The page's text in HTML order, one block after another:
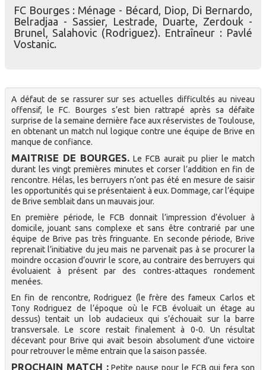
Brèves
FC Bourges : Ménage - Bécard, Diop, Di Bernardo,
Belradjaa - Sassier, Lestrade, Duarte, Zerdouk -
Brunel, Salahovic (Rodriguez). Entraîneur : Pavlé
Vostanic.
A défaut de se rassurer sur ses actuelles difficultés au niveau
offensif, le FC. Bourges s’est bien rattrapé après sa défaite
surprise de la semaine dernière face aux réservistes de Toulouse,
en obtenant un match nul logique contre une équipe de Brive en
manque de confiance.
MAITRISE DE BOURGES. Le FCB aurait pu plier le match
durant les vingt premières minutes et corser l’addition en fin de
rencontre. Hélas, les berruyers n’ont pas été en mesure de saisir
les opportunités qui se présentaient à eux. Dommage, car l’équipe
de Brive semblait dans un mauvais jour.
En première période, le FCB donnait l’impression d’évoluer à
domicile, jouant sans complexe et sans être contrarié par une
équipe de Brive pas très fringuante. En seconde période, Brive
reprenait l’initiative du jeu mais ne parvenait pas à se procurer la
moindre occasion d’ouvrir le score, au contraire des berruyers qui
évoluaient à présent par des contres-attaques rondement
menées.
En fin de rencontre, Rodriguez (le frère des fameux Carlos et
Tony Rodriguez de l’époque où le FCB évoluait un étage au
dessus) tentait un lob audacieux qui s’échouait sur la barre
transversale. Le score restait finalement à 0-0. Un résultat
décevant pour Brive qui avait besoin absolument d’une victoire
pour retrouver le même entrain que la saison passée.
PROCHAIN MATCH :Petite pause pour le FCB qui fera son